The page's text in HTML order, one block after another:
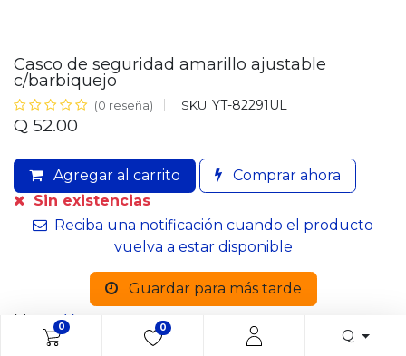
0 0 Q
Casco de seguridad amarillo ajustable
c/barbiquejo
(0 reseña) SKU: YT-82291UL
Q 52.00
Agregar al carrito
Comprar ahora
Sin existencias
Reciba una notificación cuando el producto
vuelva a estar disponible
Guardar para más tarde
Marca: Yato